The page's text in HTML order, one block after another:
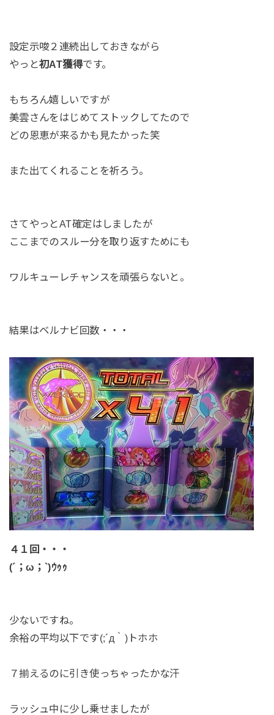
設定示唆２連続出しておきながら
やっと初AT獲得です。
もちろん嬉しいですが
美雲さんをはじめてストックしてたので
どの恩恵が来るかも見たかった笑
また出てくれることを祈ろう。
さてやっとAT確定はしましたが
ここまでのスルー分を取り返すためにも
ワルキューレチャンスを頑張らないと。
結果はベルナビ回数・・・
４１回・・・
(´；ω；`)ｳｩｩ
少ないですね。
余裕の平均以下です(;´д｀)トホホ
７揃えるのに引き使っちゃったかな汗
ラッシュ中に少し乗せましたが